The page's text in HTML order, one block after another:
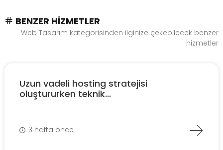
BENZER HIZMETLER
Web Tasarım kategorisinden ilginize çekebilecek benzer
hizmetler
Uzun vadeli hosting stratejisi
oluştururken teknik...
3 hafta önce